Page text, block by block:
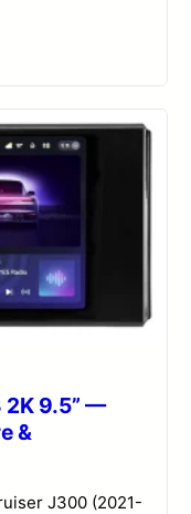
2K 9.5” —
&
J300 (2021-